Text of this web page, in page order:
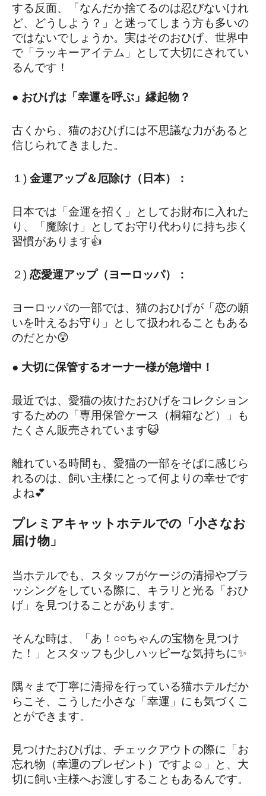
する反面、「なんだか捨てるのは忍びないけれ
ど、どうしよう？」と迷ってしまう方も多いの
ではないでしょうか。実はそのおひげ、世界中
で「ラッキーアイテム」として大切にされてい
るんです！
● おひげは「幸運を呼ぶ」縁起物？
古くから、猫のおひげには不思議な力があると
信じられてきました。
１) 金運アップ＆厄除け（日本）：
日本では「金運を招く」としてお財布に入れた
り、「魔除け」としてお守り代わりに持ち歩く
習慣があります👍
２) 恋愛運アップ（ヨーロッパ）：
ヨーロッパの一部では、猫のおひげが「恋の願
いを叶えるお守り」として扱われることもある
のだとか😲
● 大切に保管するオーナー様が急増中！
最近では、愛猫の抜けたおひげをコレクション
するための「専用保管ケース（桐箱など）」も
たくさん販売されています😺
離れている時間も、愛猫の一部をそばに感じら
れるのは、飼い主様にとって何よりの幸せです
よね💕
プレミアキャットホテルでの「小さなお
届け物」
当ホテルでも、スタッフがケージの清掃やブラ
ッシングをしている際に、キラリと光る「おひ
げ」を見つけることがあります。
そんな時は、「あ！○○ちゃんの宝物を見つけ
た！」とスタッフも少しハッピーな気持ちに✨
隅々まで丁寧に清掃を行っている猫ホテルだか
らこそ、こうした小さな「幸運」にも気づくこ
とができます。
見つけたおひげは、チェックアウトの際に「お
忘れ物（幸運のプレゼント）ですよ☺️」と、大
切に飼い主様へお渡しすることもあるんです。